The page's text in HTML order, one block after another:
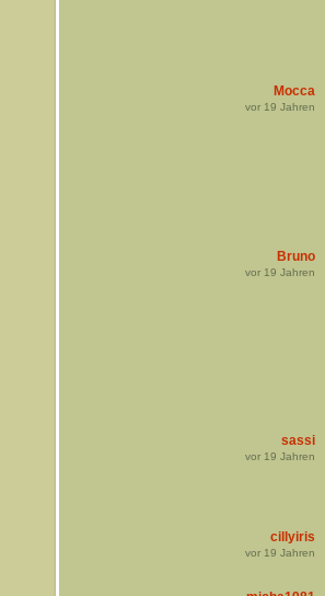
Mocca
vor 19 Jahren
Bruno
vor 19 Jahren
sassi
vor 19 Jahren
cillyiris
vor 19 Jahren